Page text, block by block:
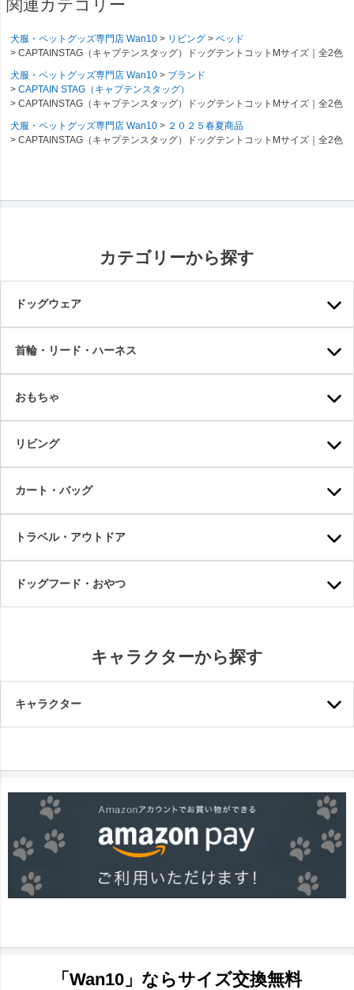
関連カテゴリー
犬服・ペットグッズ専門店 Wan10 リビング
ベッド
CAPTAINSTAG（キャプテンスタッグ）ドッグテントコットMサイズ｜全2色
犬服・ペットグッズ専門店 Wan10
ブランド
CAPTAIN STAG（キャプテンスタッグ）
CAPTAINSTAG（キャプテンスタッグ）ドッグテントコットMサイズ｜全2色
犬服・ペットグッズ専門店 Wan10
２０２５春夏商品
CAPTAINSTAG（キャプテンスタッグ）ドッグテントコットMサイズ｜全2色
カテゴリーから探す
ドッグウェア
首輪・リード・ハーネス
おもちゃ
リビング
カート・バッグ
トラベル・アウトドア
ドッグフード・おやつ
キャラクターから探す
キャラクター
「Wan10」ならサイズ交換無料